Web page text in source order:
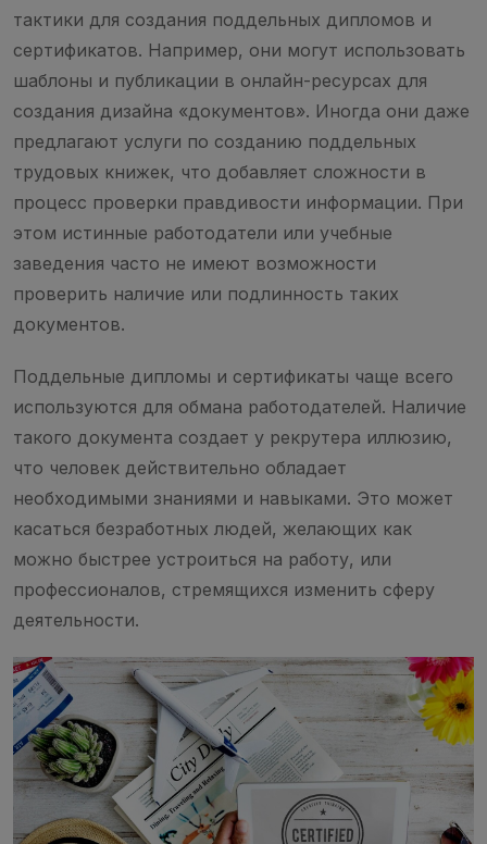
тактики для создания поддельных дипломов и
сертификатов. Например, они могут использовать
шаблоны и публикации в онлайн-ресурсах для
создания дизайна «документов». Иногда они даже
предлагают услуги по созданию поддельных
трудовых книжек, что добавляет сложности в
процесс проверки правдивости информации. При
этом истинные работодатели или учебные
заведения часто не имеют возможности
проверить наличие или подлинность таких
документов.
Поддельные дипломы и сертификаты чаще всего
используются для обмана работодателей. Наличие
такого документа создает у рекрутера иллюзию,
что человек действительно обладает
необходимыми знаниями и навыками. Это может
касаться безработных людей, желающих как
можно быстрее устроиться на работу, или
профессионалов, стремящихся изменить сферу
деятельности.